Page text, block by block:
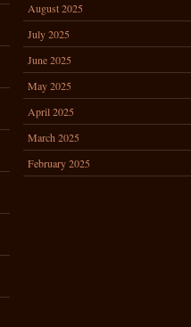
August 2025
July 2025
June 2025
May 2025
April 2025
March 2025
February 2025